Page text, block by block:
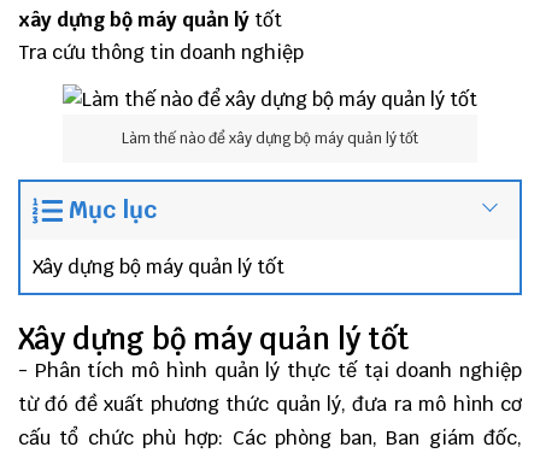
xây dựng bộ máy quản lý tốt
Tra cứu thông tin doanh nghiệp
Làm thế nào để xây dựng bộ máy quản lý tốt
Mục lục
Xây dựng bộ máy quản lý tốt
Xây dựng bộ máy quản lý tốt
- Phân tích mô hình quản lý thực tế tại doanh nghiệp
từ đó đề xuất phương thức quản lý, đưa ra mô hình cơ
cấu tổ chức phù hợp: Các phòng ban, Ban giám đốc,